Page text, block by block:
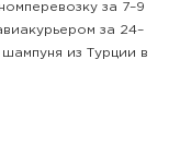
за 7–9
за 24–
из Турции в